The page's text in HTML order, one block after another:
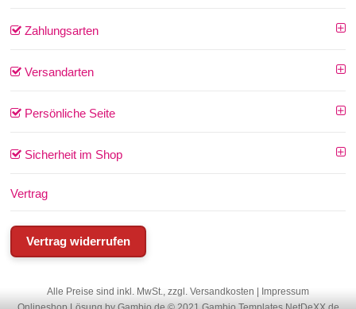
Zahlungsarten
Versandarten
Persönliche Seite
Sicherheit im Shop
Vertrag
Vertrag widerrufen
Alle Preise sind inkl. MwSt., zzgl. Versandkosten | Impressum